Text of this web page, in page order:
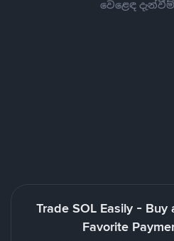
වෙළෙඳ
Trade SOL Easily - Buy
Favorite